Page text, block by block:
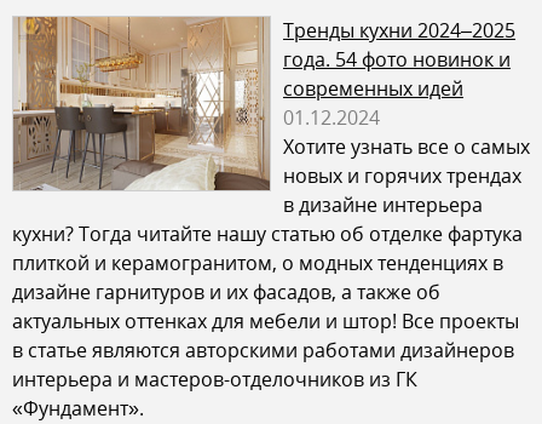
Тренды кухни 2024–2025
года. 54 фото новинок и
современных идей
01.12.2024
Хотите узнать все о самых
новых и горячих трендах
в дизайне интерьера
кухни? Тогда читайте нашу статью об отделке фартука
плиткой и керамогранитом, о модных тенденциях в
дизайне гарнитуров и их фасадов, а также об
актуальных оттенках для мебели и штор! Все проекты
в статье являются авторскими работами дизайнеров
интерьера и мастеров-отделочников из ГК
«Фундамент».